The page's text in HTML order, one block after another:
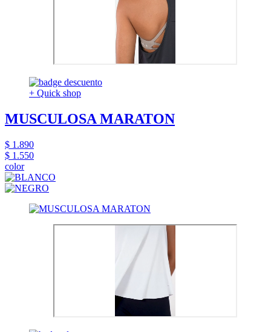
+ Quick shop
MUSCULOSA MARATON
$ 1.890
$ 1.550
color